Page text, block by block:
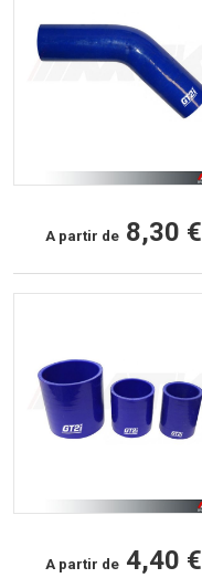
A partir de 8,30 €
A partir de 4,40 €